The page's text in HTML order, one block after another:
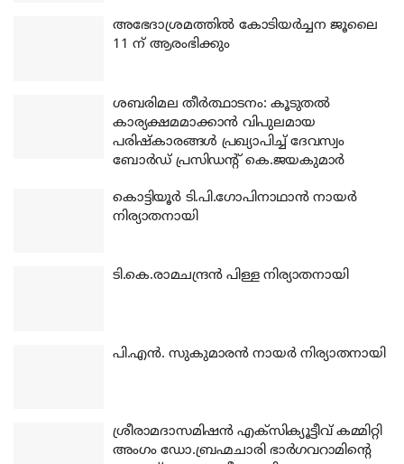
അഭേദാശ്രമത്തില്‍ കോടിയര്‍ച്ചന ജൂലൈ
11 ന് ആരംഭിക്കും
ശബരിമല തീര്‍ത്ഥാടനം: കൂടുതല്‍
കാര്യക്ഷമമാക്കാന്‍ വിപുലമായ
പരിഷ്‌കാരങ്ങള്‍ പ്രഖ്യാപിച്ച് ദേവസ്വം
ബോര്‍ഡ് പ്രസിഡന്റ് കെ.ജയകുമാര്‍
കൊട്ടിയൂര്‍ ടി.പി.ഗോപിനാഥാന്‍ നായര്‍
നിര്യാതനായി
ടി.കെ.രാമചന്ദ്രന്‍ പിള്ള നിര്യാതനായി
പി.എന്‍. സുകുമാരന്‍ നായര്‍ നിര്യാതനായി
ശ്രീരാമദാസമിഷന്‍ എക്‌സിക്യൂട്ടീവ് കമ്മിറ്റി
അംഗം ഡോ.ബ്രഹ്മചാരി ഭാര്‍ഗവറാമിന്റെ